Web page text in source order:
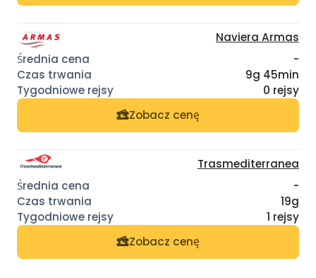
Naviera Armas
-
9g 45min
0 rejsy
Zobacz cenę
Trasmediterranea
-
19g
1 rejsy
Zobacz cenę